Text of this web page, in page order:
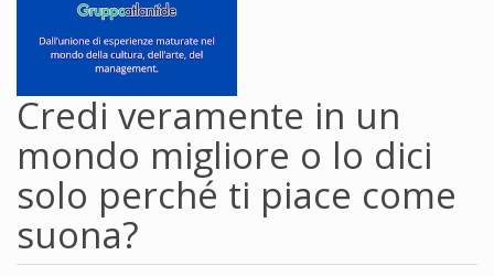
Credi veramente in un
mondo migliore o lo dici
solo perché ti piace come
suona?